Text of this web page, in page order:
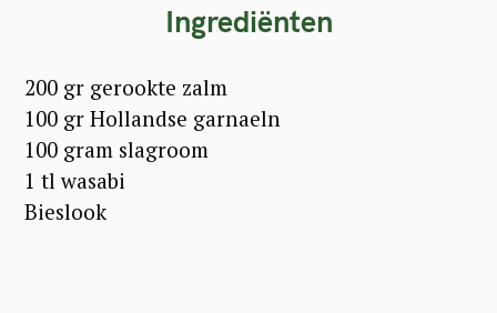
Ingrediënten
200 gr gerookte zalm
100 gr Hollandse garnaeln
100 gram slagroom
1 tl wasabi
Bieslook